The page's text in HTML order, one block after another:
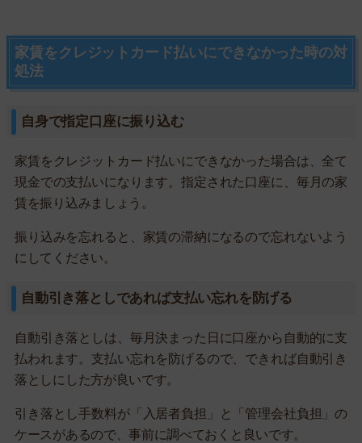
家賃をクレジットカード払いにできなかった時の対
処法
自身で指定口座に振り込む
家賃をクレジットカード払いにできなかった場合は、全て
現金での支払いになります。指定された口座に、毎月の家
賃を振り込みましょう。
振り込みを忘れると、家賃の滞納になるので忘れないよう
にしてください。
自動引き落としであれば支払い忘れを防げる
自動引き落としは、毎月決まった日に口座から自動的に支
払われます。支払い忘れを防げるので、できれば自動引き
落としにした方が良いです。
引き落とし手数料が「入居者負担」と「管理会社負担」の
ケースがあるので、事前に調べておくと良いです。